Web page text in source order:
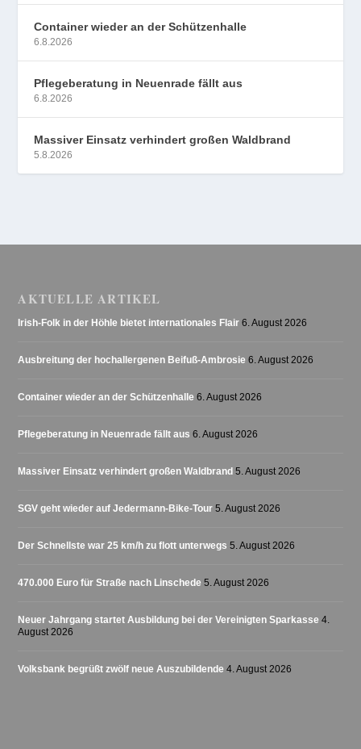
Container wieder an der Schützenhalle
6.8.2026
Pflegeberatung in Neuenrade fällt aus
6.8.2026
Massiver Einsatz verhindert großen Waldbrand
5.8.2026
AKTUELLE ARTIKEL
Irish-Folk in der Höhle bietet internationales Flair 6. August 2026
Ausbreitung der hochallergenen Beifuß-Ambrosie 6. August 2026
Container wieder an der Schützenhalle 6. August 2026
Pflegeberatung in Neuenrade fällt aus 6. August 2026
Massiver Einsatz verhindert großen Waldbrand 5. August 2026
SGV geht wieder auf Jedermann-Bike-Tour 5. August 2026
Der Schnellste war 25 km/h zu flott unterwegs 5. August 2026
470.000 Euro für Straße nach Linschede 5. August 2026
Neuer Jahrgang startet Ausbildung bei der Vereinigten Sparkasse 4.
August 2026
Volksbank begrüßt zwölf neue Auszubildende 4. August 2026